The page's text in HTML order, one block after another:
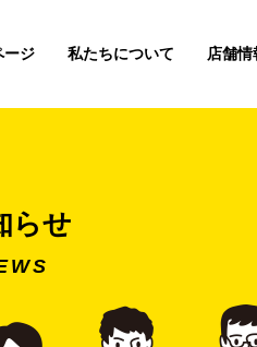
ージ 私たちについて 店舗情
らせ